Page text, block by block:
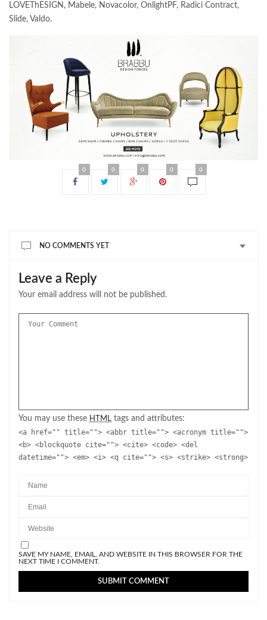
LOVEThESIGN, Mabele, Novacolor, OnlightPF, Radici Contract,
Slide, Valdo.
0 0 0 0 0
NO COMMENTS YET
Leave a Reply
Your email address will not be published.
You may use these HTML tags and attributes:
<a href="" title=""> <abbr title=""> <acronym title="">
<b> <blockquote cite=""> <cite> <code> <del
datetime=""> <em> <i> <q cite=""> <s> <strike> <strong>
SAVE MY NAME, EMAIL, AND WEBSITE IN THIS BROWSER FOR THE
NEXT TIME I COMMENT.